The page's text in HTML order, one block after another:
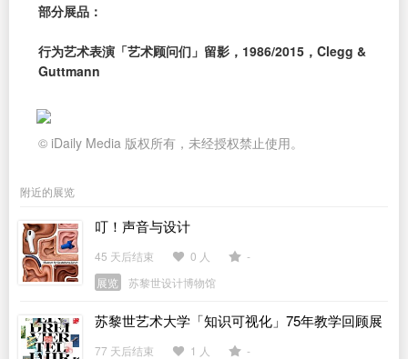
部分展品：
行为艺术表演「艺术顾问们」留影，1986/2015，Clegg &
Guttmann
© iDaily Media 版权所有，未经授权禁止使用。
附近的展览
叮！声音与设计
45 天后结束 0 人
-
展览
苏黎世设计博物馆
苏黎世艺术大学「知识可视化」75年教学回顾展
77 天后结束 1 人
-